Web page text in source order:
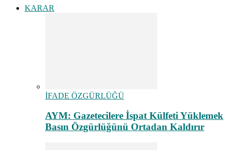
KARAR
İFADE ÖZGÜRLÜĞÜ
AYM: Gazetecilere İspat Külfeti Yüklemek
Basın Özgürlüğünü Ortadan Kaldırır